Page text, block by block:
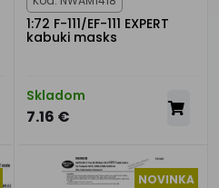
1:72 F-111/EF-111 EXPERT
kabuki masks
Skladom
7.16 €
NOVINKA